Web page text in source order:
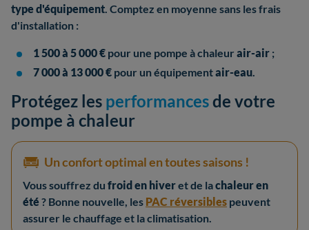
type d'équipement. Comptez en moyenne sans les frais
d'installation :
1 500 à 5 000 € pour une pompe à chaleur air-air ;
7 000 à 13 000 € pour un équipementair-eau.
Protégez les performancesde votre
pompe à chaleur
Un confort optimal en toutes saisons !
Vous souffrez du froid en hiveret de lachaleur en
été ? Bonne nouvelle, les PAC réversibles peuvent
assurer le chauffage et la climatisation.